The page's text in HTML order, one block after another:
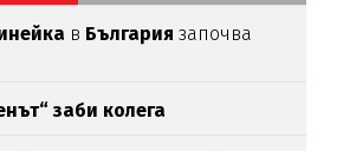
в Българиязапочва
заби колега